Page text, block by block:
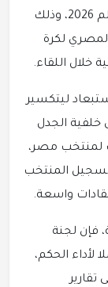
والأرجنتين في دور الـ 16 من بطولة كأس العالم 2026، وذلك
لكرة
خلال اللقاء.
ليتكسير
خلفية الجدل
لمنتخب مصر،
المنتخب
واسعة.
فإن لجنة
لأداء الحكم،